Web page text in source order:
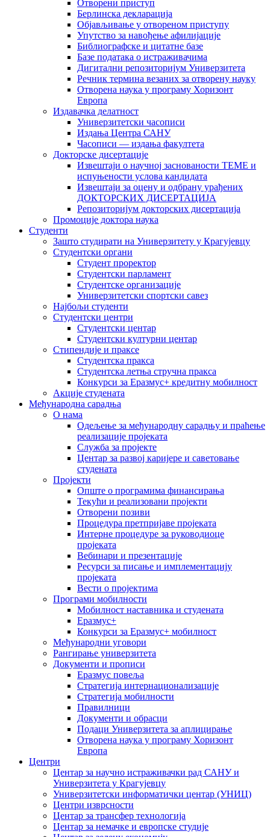
Отворени приступ
Берлинска декларација
Објављивање у отвореном приступу
Упутство за навођење афилијације
Библиографске и цитатне базе
Базе података о истраживачима
Дигитални репозиторијум Универзитета
Рeчник термина везаних за отворену науку
Отворена наука у програму Хоризонт
Европа
Издавачка делатност
Универзитетски часописи
Издања Центра САНУ
Часописи — издања факултета
Докторске дисертације
Извештаји о научној заснованости ТЕМЕ и
испуњености услова кандидата
Извештаји за оцену и одбрану урађених
ДОКТОРСКИХ ДИСЕРТАЦИЈА
Репозиторијум докторских дисертација
Промоције доктора наука
Студенти
Зашто студирати на Универзитету у Крагујевцу
Студентски органи
Студент проректор
Студентски парламент
Студентске организације
Универзитетски спортски савез
Најбољи студенти
Студентски центри
Студентски центар
Студентски културни центар
Стипендије и праксе
Студентска пракса
Студентска летња стручна пракса
Конкурси за Еразмус+ кредитну мобилност
Акције студената
Међународна сарадња
О нама
Одељење за међународну сарадњу и праћење
реализације пројеката
Служба за пројекте
Центар за развој каријере и саветовање
студената
Пројекти
Опште о програмима финансирања
Текући и реализовани пројекти
Отворени позиви
Процедура претпријаве пројеката
Интерне процедуре за руководиоце
пројеката
Вебинари и презентације
Ресурси за писање и имплементацију
пројеката
Вести о пројектима
Програми мобилности
Мобилност наставника и студената
Еразмус+
Конкурси за Еразмус+ мобилност
Међународни уговори
Рангирање универзитета
Документи и прописи
Еразмус повеља
Стратегија интернационализације
Стратегија мобилности
Правилници
Документи и обрасци
Подаци Универзитета за аплицирање
Отворена наука у програму Хоризонт
Европа
Центри
Центар за научно истраживачки рад САНУ и
Универзитета у Крагујевцу
Универзитетски информатички центар (УНИЦ)
Центри изврсности
Центар за трансфер технологија
Центар за немачке и европске студије